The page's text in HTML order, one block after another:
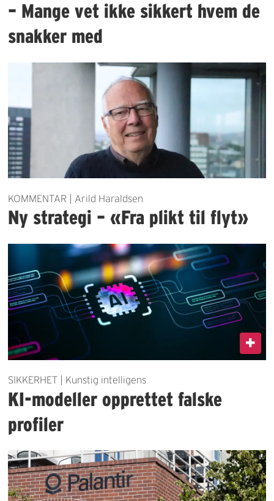
– Mange vet ikke sikkert hvem de
snakker med
KOMMENTAR | Arild Haraldsen
Ny strategi – «Fra plikt til flyt»
SIKKERHET | Kunstig intelligens
KI-modeller opprettet falske
profiler